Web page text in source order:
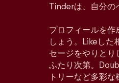
Tinderは、自分の
プロフィールを
しょう。Likeした
セージをやりと
ふたり次第。
トリーなど多彩